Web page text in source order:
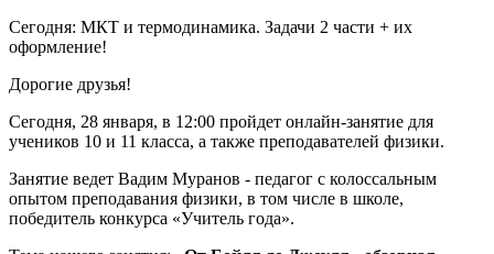
Сегодня: МКТ и термодинамика. Задачи 2 части + их
оформление!
Дорогие друзья!
Сегодня, 28 января, в 12:00 пройдет онлайн-занятие для
учеников 10 и 11 класса, а также преподавателей физики.
Занятие ведет Вадим Муранов - педагог с колоссальным
опытом преподавания физики, в том числе в школе,
победитель конкурса «Учитель года».